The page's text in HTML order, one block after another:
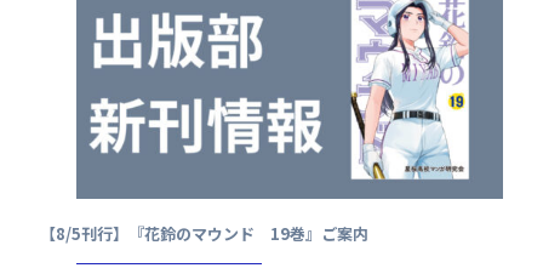
【8/5刊行】『花鈴のマウンド 19巻』ご案内